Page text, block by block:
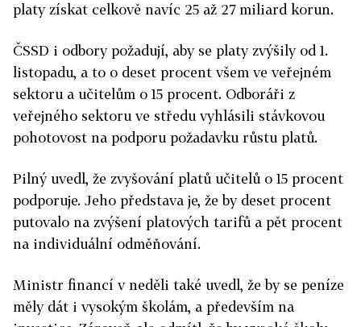
platy získat celkově navíc 25 až 27 miliard korun.
ČSSD i odbory požadují, aby se platy zvýšily od 1.
listopadu, a to o deset procent všem ve veřejném
sektoru a učitelům o 15 procent. Odboráři z
veřejného sektoru ve středu vyhlásili stávkovou
pohotovost na podporu požadavku růstu platů.
Pilný uvedl, že zvyšování platů učitelů o 15 procent
podporuje. Jeho představa je, že by deset procent
putovalo na zvýšení platových tarifů a pět procent
na individuální odměňování.
Ministr financí v neděli také uvedl, že by se peníze
měly dát i vysokým školám, a především na